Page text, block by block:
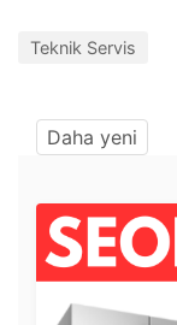
Teknik Servis
Daha yeni